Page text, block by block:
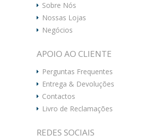
Sobre Nós
Nossas Lojas
Negócios
APOIO AO CLIENTE
Perguntas Frequentes
Entrega & Devoluções
Contactos
Livro de Reclamações
REDES SOCIAIS